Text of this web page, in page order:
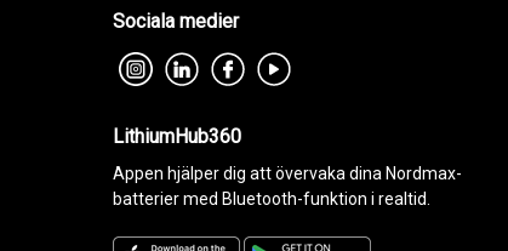
Sociala medier
LithiumHub360
Appen hjälper dig att övervaka dina Nordmax-
batterier med Bluetooth-funktion i realtid.